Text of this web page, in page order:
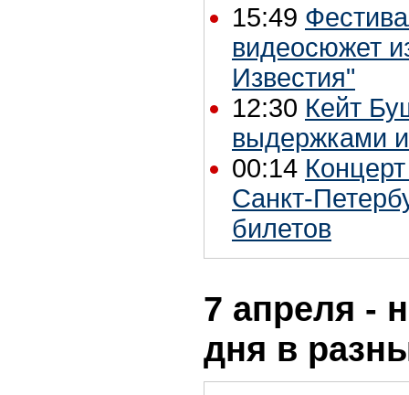
15:49
видеосюжет
Известия"
12:30 Кейт
выдержками
00:14
Санкт-
билетов
7 апреля -
дня в